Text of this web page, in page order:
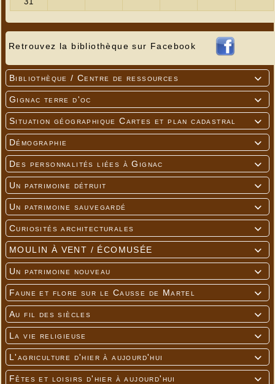
Retrouvez la bibliothèque sur Facebook

Bibliothèque / Centre de ressources

Gignac terre d'oc

Situation géographique Cartes et plan cadastral

Démographie

Des personnalités liées à Gignac

Un patrimoine détruit

Un patrimoine sauvegardé

Curiosités architecturales

MOULIN À VENT / ÉCOMUSÉE

Un patrimoine nouveau

Faune et flore sur le Causse de Martel

Au fil des siècles

La vie religieuse

L'agriculture d'hier à aujourd'hui

Fêtes et loisirs d'hier à aujourd'hui